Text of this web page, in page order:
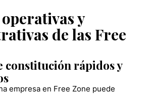
y
de las Free
constitución rápidos y
empresa en Free Zone puede